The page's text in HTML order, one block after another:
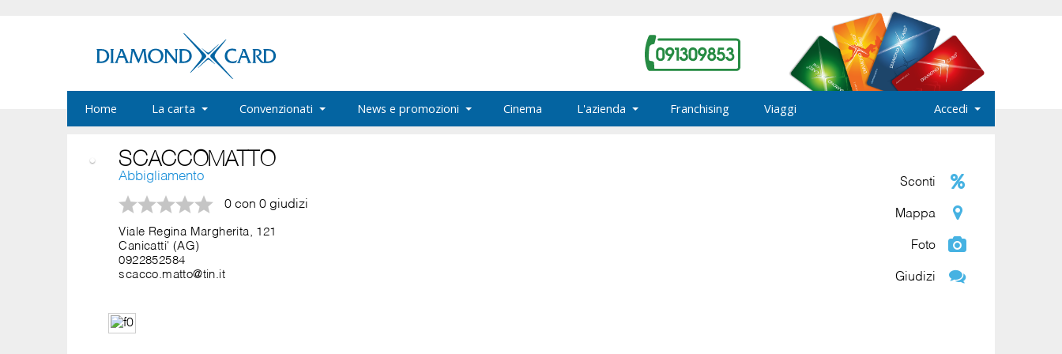
Home La carta Convenzionati News e promozioni Cinema L'azienda Franchising Viaggi Accedi
SCACCOMATTO
Abbigliamento
0 con 0 giudizi
Viale Regina Margherita, 121
Canicatti' (AG)
0922852584
scacco.matto@tin.it
Sconti
Mappa
Foto
Giudizi